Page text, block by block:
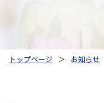
トップページ ＞ お知らせ